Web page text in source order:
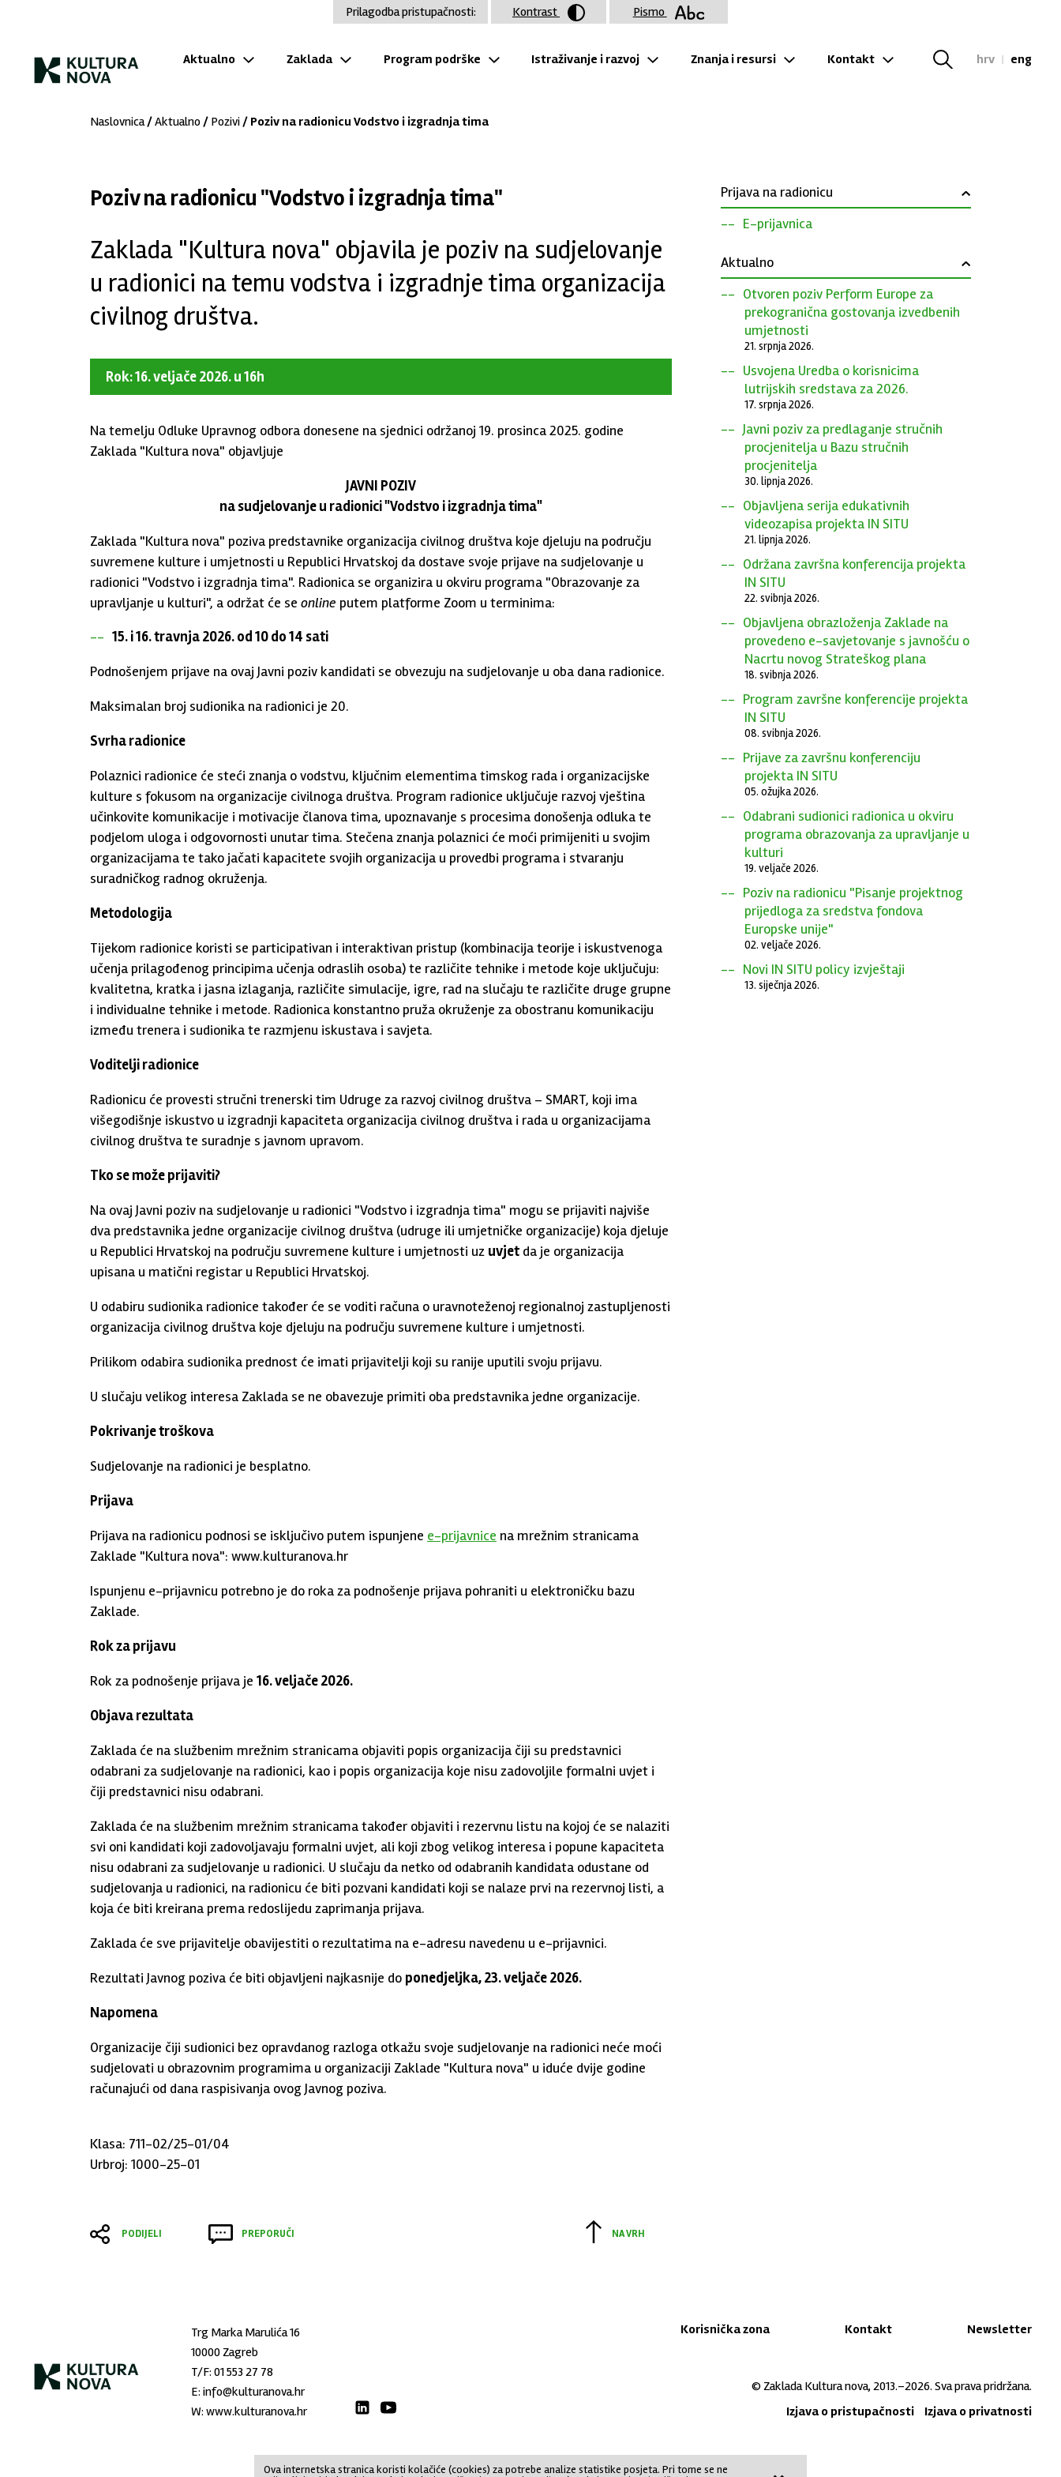
Aktualno Zaklada Program podrške Istraživanje i razvoj Znanja i resursi Kontakt hrv | eng
Naslovnica/Aktualno/ Pozivi/ Poziv na radionicu Vodstvo i izgradnja tima
Poziv na radionicu "Vodstvo i izgradnja tima"
Zaklada "Kultura nova" objavila je poziv na sudjelovanje
u radionici na temu vodstva i izgradnje tima organizacija
civilnog društva.
Rok: 16. veljače 2026. u 16h
Na temelju Odluke Upravnog odbora donesene na sjednici održanoj 19. prosinca 2025. godine
Zaklada "Kultura nova" objavljuje
JAVNI POZIV
na sudjelovanje u radionici "Vodstvo i izgradnja tima"
Zaklada "Kultura nova" poziva predstavnike organizacija civilnog društva koje djeluju na području
suvremene kulture i umjetnosti u Republici Hrvatskoj da dostave svoje prijave na sudjelovanje u
radionici "Vodstvo i izgradnja tima". Radionica se organizira u okviru programa "Obrazovanje za
upravljanje u kulturi", a održat će se online putem platforme Zoom u terminima:
15. i 16. travnja 2026. od 10 do 14 sati
Podnošenjem prijave na ovaj Javni poziv kandidati se obvezuju na sudjelovanje u oba dana radionice.
Maksimalan broj sudionika na radionici je 20.
Svrha radionice
Polaznici radionice će steći znanja o vodstvu, ključnim elementima timskog rada i organizacijske
kulture s fokusom na organizacije civilnoga društva. Program radionice uključuje razvoj vještina
učinkovite komunikacije i motivacije članova tima, upoznavanje s procesima donošenja odluka te
podjelom uloga i odgovornosti unutar tima. Stečena znanja polaznici će moći primijeniti u svojim
organizacijama te tako jačati kapacitete svojih organizacija u provedbi programa i stvaranju
suradničkog radnog okruženja.
Metodologija
Tijekom radionice koristi se participativan i interaktivan pristup (kombinacija teorije i iskustvenoga
učenja prilagođenog principima učenja odraslih osoba) te različite tehnike i metode koje uključuju:
kvalitetna, kratka i jasna izlaganja, različite simulacije, igre, rad na slučaju te različite druge grupne
i individualne tehnike i metode. Radionica konstantno pruža okruženje za obostranu komunikaciju
između trenera i sudionika te razmjenu iskustava i savjeta.
Voditelji radionice
Radionicu će provesti stručni trenerski tim Udruge za razvoj civilnog društva – SMART, koji ima
višegodišnje iskustvo u izgradnji kapaciteta organizacija civilnog društva i rada u organizacijama
civilnog društva te suradnje s javnom upravom.
Tko se može prijaviti?
Na ovaj Javni poziv na sudjelovanje u radionici "Vodstvo i izgradnja tima" mogu se prijaviti najviše
dva predstavnika jedne organizacije civilnog društva (udruge ili umjetničke organizacije) koja djeluje
u Republici Hrvatskoj na području suvremene kulture i umjetnosti uz uvjet da je organizacija
upisana u matični registar u Republici Hrvatskoj.
U odabiru sudionika radionice također će se voditi računa o uravnoteženoj regionalnoj zastupljenosti
organizacija civilnog društva koje djeluju na području suvremene kulture i umjetnosti.
Prilikom odabira sudionika prednost će imati prijavitelji koji su ranije uputili svoju prijavu.
U slučaju velikog interesa Zaklada se ne obavezuje primiti oba predstavnika jedne organizacije.
Pokrivanje troškova
Sudjelovanje na radionici je besplatno.
Prijava
Prijava na radionicu podnosi se isključivo putem ispunjene e-prijavnice na mrežnim stranicama
Zaklade "Kultura nova": www.kulturanova.hr
Ispunjenu e-prijavnicu potrebno je do roka za podnošenje prijava pohraniti u elektroničku bazu
Zaklade.
Rok za prijavu
Rok za podnošenje prijava je 16. veljače 2026.
Objava rezultata
Zaklada će na službenim mrežnim stranicama objaviti popis organizacija čiji su predstavnici
odabrani za sudjelovanje na radionici, kao i popis organizacija koje nisu zadovoljile formalni uvjet i
čiji predstavnici nisu odabrani.
Zaklada će na službenim mrežnim stranicama također objaviti i rezervnu listu na kojoj će se nalaziti
svi oni kandidati koji zadovoljavaju formalni uvjet, ali koji zbog velikog interesa i popune kapaciteta
nisu odabrani za sudjelovanje u radionici. U slučaju da netko od odabranih kandidata odustane od
sudjelovanja u radionici, na radionicu će biti pozvani kandidati koji se nalaze prvi na rezervnoj listi, a
koja će biti kreirana prema redoslijedu zaprimanja prijava.
Zaklada će sve prijavitelje obavijestiti o rezultatima na e-adresu navedenu u e-prijavnici.
Rezultati Javnog poziva će biti objavljeni najkasnije do ponedjeljka, 23. veljače 2026.
Napomena
Organizacije čiji sudionici bez opravdanog razloga otkažu svoje sudjelovanje na radionici neće moći
sudjelovati u obrazovnim programima u organizaciji Zaklade "Kultura nova" u iduće dvije godine
računajući od dana raspisivanja ovog Javnog poziva.
Klasa: 711-02/25-01/04
Urbroj: 1000-25-01
Prijava na radionicu ›
E-prijavnica
Aktualno ›
Otvoren poziv Perform Europe za
prekogranična gostovanja izvedbenih
umjetnosti
21. srpnja 2026.
Usvojena Uredba o korisnicima
lutrijskih sredstava za 2026.
17. srpnja 2026.
Javni poziv za predlaganje stručnih
procjenitelja u Bazu stručnih
procjenitelja
30. lipnja 2026.
Objavljena serija edukativnih
videozapisa projekta IN SITU
21. lipnja 2026.
Održana završna konferencija projekta
IN SITU
22. svibnja 2026.
Objavljena obrazloženja Zaklade na
provedeno e-savjetovanje s javnošću o
Nacrtu novog Strateškog plana
18. svibnja 2026.
Program završne konferencije projekta
IN SITU
08. svibnja 2026.
Prijave za završnu konferenciju
projekta IN SITU
05. ožujka 2026.
Odabrani sudionici radionica u okviru
programa obrazovanja za upravljanje u
kulturi
19. veljače 2026.
Poziv na radionicu "Pisanje projektnog
prijedloga za sredstva fondova
Europske unije"
02. veljače 2026.
Novi IN SITU policy izvještaji
13. siječnja 2026.
PODIJELI PREPORUČI NA VRH
Trg Marka Marulića 16
10000 Zagreb
T/F: 01 553 27 78
E: info@kulturanova.hr
W: www.kulturanova.hr
Korisnička zona Kontakt Newsletter
© Zaklada Kultura nova, 2013.–2026. Sva prava pridržana.
Izjava o pristupačnosti
Izjava o privatnosti
Ova internetska stranica koristi kolačiće (cookies) za potrebe analize statistike posjeta. Pri tome se ne
Prilagodba pristupačnosti: Kontrast Pismo